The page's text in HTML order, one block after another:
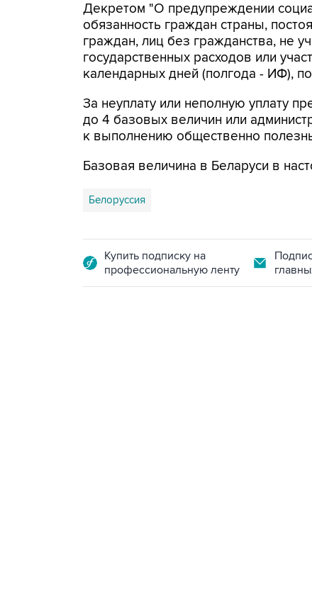
Декретом "О предупреждении
обязанность граждан страны,
граждан, лиц без гражданства, не
государственных расходов или
календарных дней (полгода - ИФ),
За неуплату или неполную уплату
до 4 базовых величин или
к выполнению общественно
Базовая величина в Беларуси в
Белоруссия
Купить подписку на
профессиональную ленту